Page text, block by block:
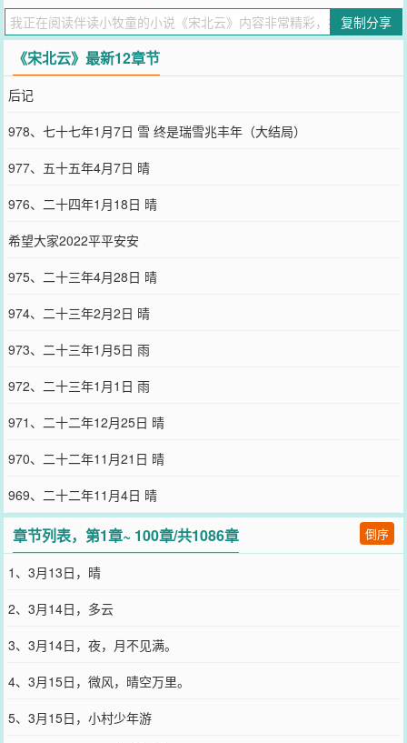
复制分享
《宋北云》最新12章节
后记
978、七十七年1月7日 雪 终是瑞雪兆丰年（大结局）
977、五十五年4月7日 晴
976、二十四年1月18日 晴
希望大家2022平平安安
975、二十三年4月28日 晴
974、二十三年2月2日 晴
973、二十三年1月5日 雨
972、二十三年1月1日 雨
971、二十二年12月25日 晴
970、二十二年11月21日 晴
969、二十二年11月4日 晴
章节列表，第1章~ 100章/共1086章 倒序
1、3月13日，晴
2、3月14日，多云
3、3月14日，夜，月不见满。
4、3月15日，微风，晴空万里。
5、3月15日，小村少年游